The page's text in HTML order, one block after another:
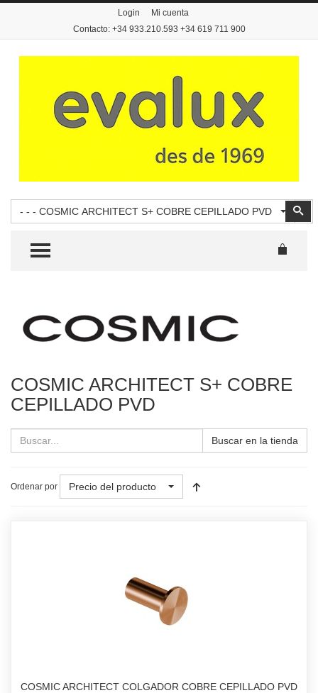
Login
Mi cuenta
Contacto: +34 933.210.593 +34 619 711 900
- - - COSMIC ARCHITECT S+ COBRE CEPILLADO PVD
TOGGLE MENU
COSMIC ARCHITECT S+ COBRE
CEPILLADO PVD
Buscar en la tienda
Ordenar por Precio del producto
COSMIC ARCHITECT COLGADOR COBRE CEPILLADO PVD